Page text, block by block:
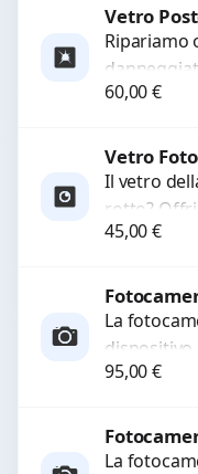
Vetro
Ripariamo
dispositivo
qualità...
60,00€
Vetro
Il vetro
rotto?
ricambi di
45,00€
La
95,00€
La